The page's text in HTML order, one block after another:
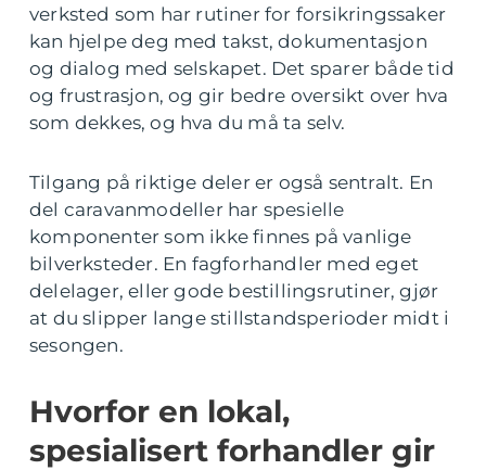
verksted som har rutiner for forsikringssaker
kan hjelpe deg med takst, dokumentasjon
og dialog med selskapet. Det sparer både tid
og frustrasjon, og gir bedre oversikt over hva
som dekkes, og hva du må ta selv.
Tilgang på riktige deler er også sentralt. En
del caravanmodeller har spesielle
komponenter som ikke finnes på vanlige
bilverksteder. En fagforhandler med eget
delelager, eller gode bestillingsrutiner, gjør
at du slipper lange stillstandsperioder midt i
sesongen.
Hvorfor en lokal,
spesialisert forhandler gir